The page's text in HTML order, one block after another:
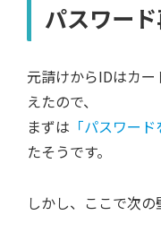
パスワー
元請けからIDはカ
えたので、
まずは 「パスワー
たそうです。
しかし、ここで次の